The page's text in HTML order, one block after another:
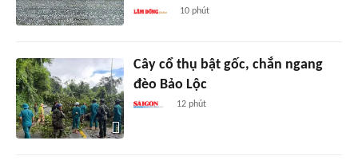
10 phút
Cây cổ thụ bật gốc, chắn ngang
đèo Bảo Lộc
12 phút